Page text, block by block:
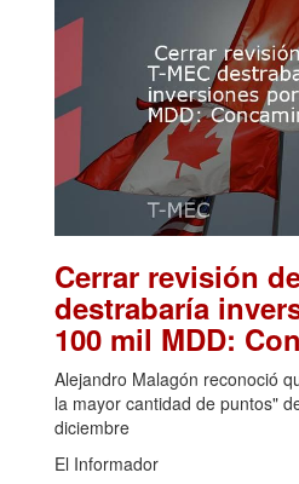
Cerrar revisión
destrabaría
100 mil MDD:
Alejandro Malagón reconoció
la mayor cantidad de puntos"
diciembre
El Informador